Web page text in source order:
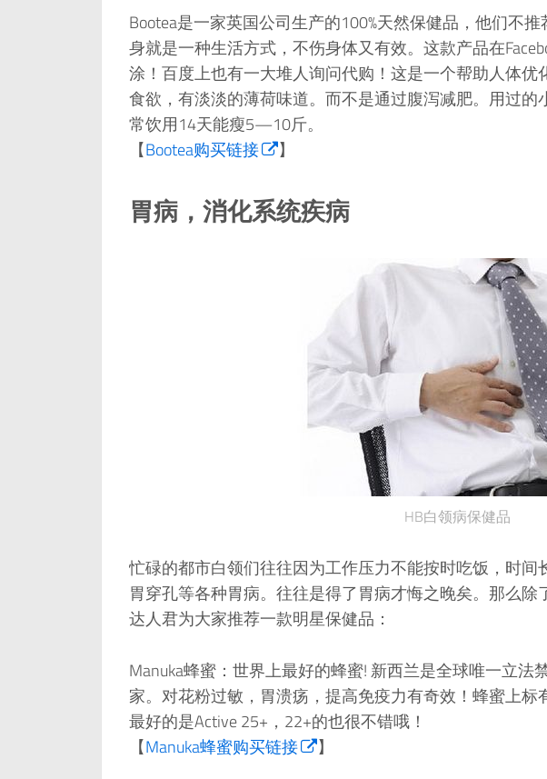
Bootea是一家英国公司生产的100%天然保健品，他们不
身就是一种生活方式，不伤身体又有效。这款产品在
涂！百度上也有一大堆人询问代购！这是一个帮助人体
食欲，有淡淡的薄荷味道。而不是通过腹泻减肥。用过
常饮用14天能瘦5—10斤。
【Bootea购买链接 】
胃病，消化系统疾病
HB白领病保健品
忙碌的都市白领们往往因为工作压力不能按时吃饭，时
胃穿孔等各种胃病。往往是得了胃病才悔之晚矣。那么除
达人君为大家推荐一款明星保健品：
Manuka蜂蜜：世界上最好的蜂蜜! 新西兰是全球唯一立法
家。对花粉过敏，胃溃疡，提高免疫力有奇效！蜂蜜上标
最好的是Active 25+，22+的也很不错哦！
【Manuka蜂蜜购买链接 】